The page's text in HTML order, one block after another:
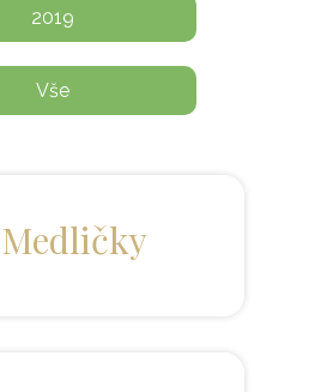
2019
Vše